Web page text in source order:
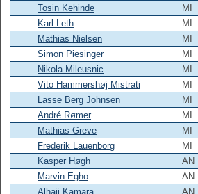
Tosin Kehinde
MI
Karl Leth
MI
Mathias Nielsen
MI
Simon Piesinger
MI
Nikola Mileusnic
MI
Vito Hammershøj Mistrati
MI
Lasse Berg Johnsen
MI
André Rømer
MI
Mathias Greve
MI
Frederik Lauenborg
MI
Kasper Høgh
AN
Marvin Egho
AN
Alhaji Kamara
AN